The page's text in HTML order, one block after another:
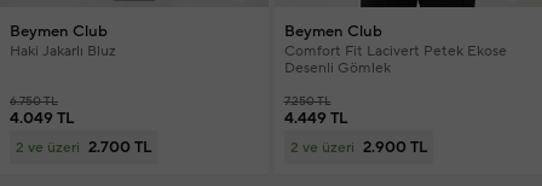
Beymen Club
Haki Jakarlı Bluz
6.750 TL
4.049 TL
2 ve üzeri 2.700 TL
Beymen Club
Comfort Fit Lacivert Petek Ekose
Desenli Gömlek
7.250 TL
4.449 TL
2 ve üzeri 2.900 TL